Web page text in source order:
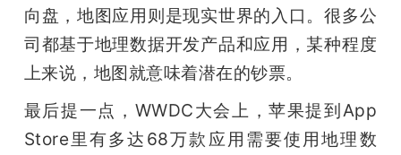
向盘，地图应用则是现实世界的入口。很多公
司都基于地理数据开发产品和应用，某种程度
上来说，地图就意味着潜在的钞票。
最后提一点，WWDC大会上，苹果提到App
Store里有多达68万款应用需要使用地理数